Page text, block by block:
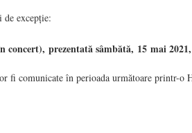
excepție:
prezentată sâmbătă, 15 mai
fi comunicate în perioada următoare printr-o